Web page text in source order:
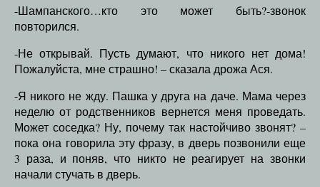
-Шампанского…кто это может быть?-звонок
повторился.
-Не открывай. Пусть думают, что никого нет дома!
Пожалуйста, мне страшно! – сказала дрожа Ася.
-Я никого не жду. Пашка у друга на даче. Мама через
неделю от родственников вернется меня проведать.
Может соседка? Ну, почему так настойчиво звонят? –
пока она говорила эту фразу, в дверь позвонили еще
3 раза, и поняв, что никто не реагирует на звонки
начали стучать в дверь.